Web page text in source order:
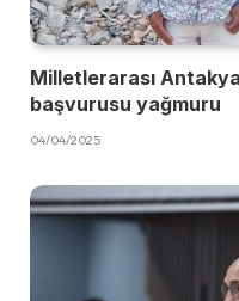
Milletlerarası
başvurusu yağmuru
04/04/2025